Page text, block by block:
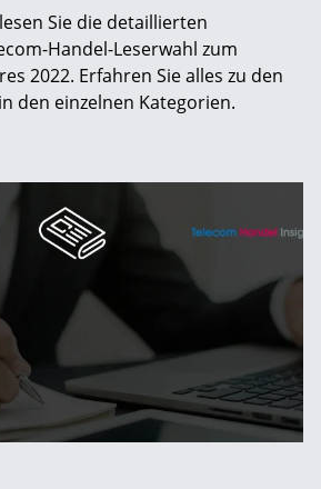
Sie die detaillierten
Handel-Leserwahl zum
2022. Erfahren Sie alles zu den
den einzelnen Kategorien.